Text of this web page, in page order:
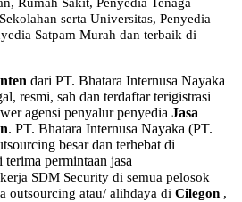
Rumah Sakit, Penyedia Tenaga
Sekolahan serta Universitas, Penyedia
Satpam Murah dan terbaik di
dari PT. Bhatara Internusa Nayaka
resmi, sah dan terdaftar terigistrasi
agensi penyalur penyedia Jasa
. PT. Bhatara Internusa Nayaka (PT.
besar dan terhebat di
permintaan jasa
SDM Security di semua pelosok
outsourcing atau/ alihdaya di Cilegon ,